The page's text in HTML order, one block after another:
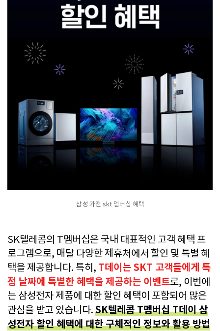
삼성 가전 skt 멤버십 혜택
SK텔레콤의 T멤버십은 국내 대표적인 고객 혜택 프
로그램으로, 매달 다양한 제휴처에서 할인 및 특별 혜
택을 제공합니다. 특히, T데이는 SKT 고객들에게 특
정 날짜에 특별한 혜택을 제공하는 이벤트로, 이번에
는 삼성전자 제품에 대한 할인 혜택이 포함되어 많은
관심을 받고 있습니다. SK텔레콤 T멤버십 T데이 삼
성전자 할인 혜택에 대한 구체적인 정보와 활용 방법